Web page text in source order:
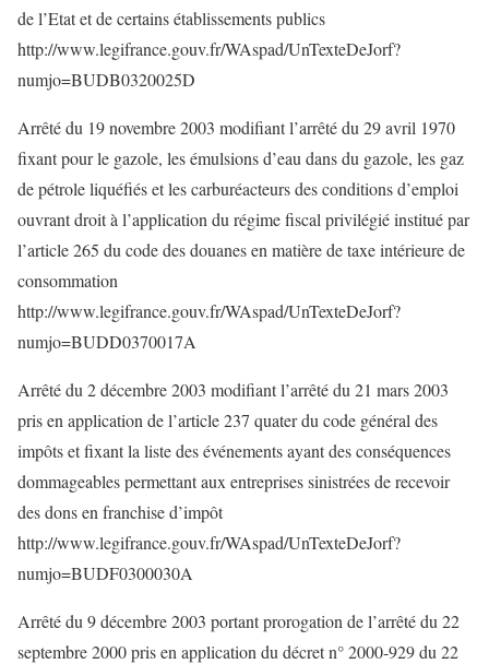
de l’Etat et de certains établissements publics
http://www.legifrance.gouv.fr/WAspad/UnTexteDeJorf?
numjo=BUDB0320025D
Arrêté du 19 novembre 2003 modifiant l’arrêté du 29 avril 1970
fixant pour le gazole, les émulsions d’eau dans du gazole, les gaz
de pétrole liquéfiés et les carburéacteurs des conditions d’emploi
ouvrant droit à l’application du régime fiscal privilégié institué par
l’article 265 du code des douanes en matière de taxe intérieure de
consommation
http://www.legifrance.gouv.fr/WAspad/UnTexteDeJorf?
numjo=BUDD0370017A
Arrêté du 2 décembre 2003 modifiant l’arrêté du 21 mars 2003
pris en application de l’article 237 quater du code général des
impôts et fixant la liste des événements ayant des conséquences
dommageables permettant aux entreprises sinistrées de recevoir
des dons en franchise d’impôt
http://www.legifrance.gouv.fr/WAspad/UnTexteDeJorf?
numjo=BUDF0300030A
Arrêté du 9 décembre 2003 portant prorogation de l’arrêté du 22
septembre 2000 pris en application du décret n° 2000-929 du 22